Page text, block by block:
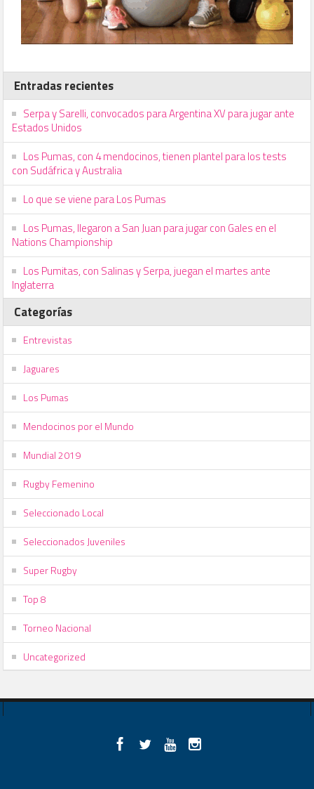
Entradas recientes
Serpa y Sarelli, convocados para Argentina XV para jugar ante
Estados Unidos
Los Pumas, con 4 mendocinos, tienen plantel para los tests
con Sudáfrica y Australia
Lo que se viene para Los Pumas
Los Pumas, llegaron a San Juan para jugar con Gales en el
Nations Championship
Los Pumitas, con Salinas y Serpa, juegan el martes ante
Inglaterra
Categorías
Entrevistas
Jaguares
Los Pumas
Mendocinos por el Mundo
Mundial 2019
Rugby Femenino
Seleccionado Local
Seleccionados Juveniles
Super Rugby
Top 8
Torneo Nacional
Uncategorized